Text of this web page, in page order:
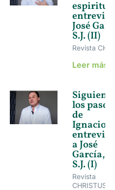
José
S.J. (II)
Revista
Leer más »
los pasos
de
Ignacio,
a José
García,
S.J. (I)
Revista
CHRISTUS